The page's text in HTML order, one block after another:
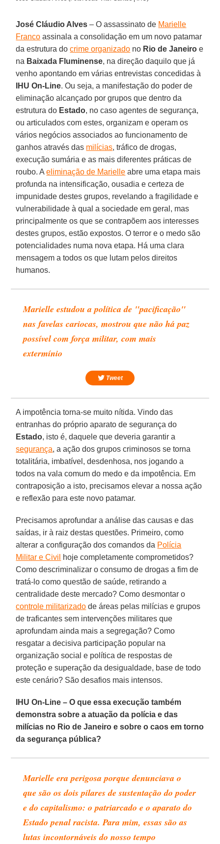
José Cláudio Alves – O assassinato de Marielle
Franco assinala a consolidação em um novo patamar
da estrutura docrime organizado no Rio de Janeiro e
na Baixada Fluminense, na direção daquilo que já
venho apontando em várias entrevistas concedidas à
IHU On-Line. Ou seja, a manifestação do poder de
eliminação alcançado por grupos que dentro da
estrutura do Estado, no caso agentes de segurança,
ou articulados com estes, organizam e operam os
vários negócios associados ao funcionamento de
ganhos através das milícias, tráfico de drogas,
execução sumária e as mais diferentes práticas de
roubo. Aeliminação de Marielle abre uma etapa mais
profunda na intensificação, ousadia e certeza de
impunidade destes grupos, revelando a fragilidade e
vulnerabilidade à qual a sociedade em geral, mas
principalmente os que se contrapõem aos interesses
destes grupos, estão expostos. O terror e o medo são
potencialidades numa nova etapa. Há uma clara
mensagem a todos os que lutam pelos direitos
humanos.
Marielle estudou a política de "pacificação"
nas favelas cariocas, mostrou que não há paz
possível com força militar, com mais
extermínio
Tweet
A impotência torna-se muito nítida. Vindo das
entranhas do próprio aparato de segurança do
Estado, isto é, daquele que deveria garantir a
segurança, a ação dos grupos criminosos se torna
totalitária, imbatível, desdenhosa, nos jogando a
todos na vala comum do medo e da impotência. Em
contraposição a isto, precisamos elevar a nossa ação
e reflexão para este novo patamar.
Precisamos aprofundar a análise das causas e das
saídas, ir à raiz destas questões. Primeiro, como
alterar a configuração dos comandos da Polícia
Militar e Civil
hoje completamente comprometidos?
Como descriminalizar o consumo de drogas a fim de
tratá-lo como questão de saúde, retirando a
centralidade deste mercado? Como desmontar o
controle militarizado de áreas pelas milícias e grupos
de traficantes sem intervenções militares que
aprofundam ainda mais a segregação? Como
resgatar a decisiva participação popular na
organização social e política de respostas de
proteção e superação da desigualdade, base de todo
este cenário? São desafios mais intensos.
IHU On-Line – O que essa execução também
demonstra sobre a atuação da polícia e das
milícias no Rio de Janeiro e sobre o caos em torno
da segurança pública?
Marielle era perigosa porque denunciava o
que são os dois pilares de sustentação do poder
e do capitalismo: o patriarcado e o aparato do
Estado penal racista. Para mim, essas são as
lutas incontornáveis do nosso tempo